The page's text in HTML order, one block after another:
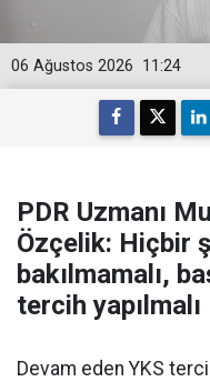
11:24
06 Ağustos 2026
PDR Uzmanı
Özçelik: Hiçbir
bakılmamalı,
tercih yapılmalı
Devam eden YKS